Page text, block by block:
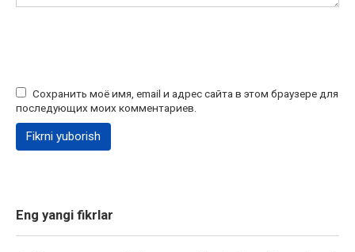
Сохранить моё имя, email и адрес сайта в этом браузере для
последующих моих комментариев.
Eng yangi fikrlar